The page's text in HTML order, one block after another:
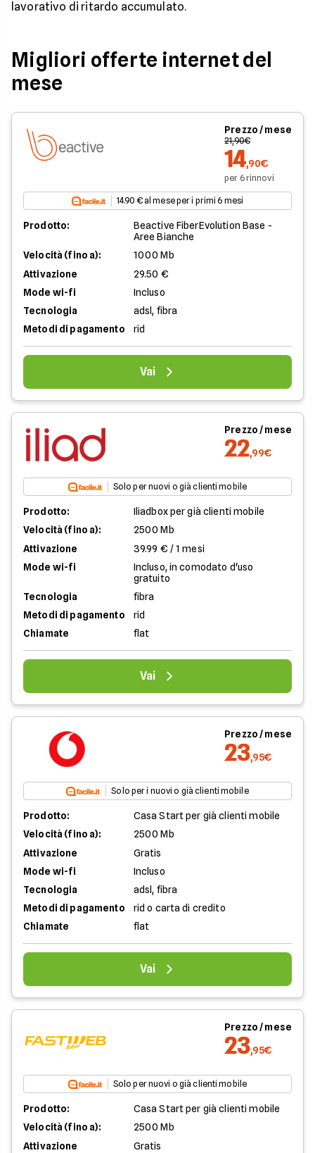
lavorativo di ritardo accumulato.
Migliori offerte internet del
mese
Prezzo / mese
21,90€
14,90€
per 6 rinnovi
14.90 € al mese per i primi 6 mesi
Prodotto:
Beactive FiberEvolution Base -
Aree Bianche
Velocità (fino a):
1000 Mb
Attivazione
29.50 €
Mode wi-fi
Incluso
Tecnologia
adsl, fibra
Metodi di pagamento
rid
Vai
Prezzo / mese
22,99€
Solo per nuovi o già clienti mobile
Prodotto:
Iliadbox per già clienti mobile
Velocità (fino a):
2500 Mb
Attivazione
39.99 € / 1 mesi
Mode wi-fi
Incluso, in comodato d'uso
gratuito
Tecnologia
fibra
Metodi di pagamento
rid
Chiamate
flat
Vai
Prezzo / mese
23,95€
Solo per i nuovi o già clienti mobile
Prodotto:
Casa Start per già clienti mobile
Velocità (fino a):
2500 Mb
Attivazione
Gratis
Mode wi-fi
Incluso
Tecnologia
adsl, fibra
Metodi di pagamento
rid o carta di credito
Chiamate
flat
Vai
Prezzo / mese
23,95€
Solo per nuovi o già clienti mobile
Prodotto:
Casa Start per già clienti mobile
Velocità (fino a):
2500 Mb
Attivazione
Gratis